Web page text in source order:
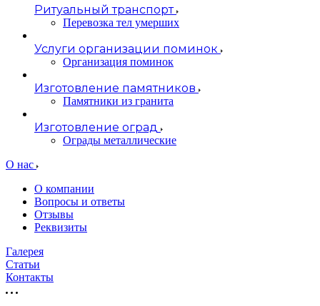
Ритуальный транспорт
Перевозка тел умерших
Услуги организации поминок
Организация поминок
Изготовление памятников
Памятники из гранита
Изготовление оград
Ограды металлические
О нас
О компании
Вопросы и ответы
Отзывы
Реквизиты
Галерея
Статьи
Контакты